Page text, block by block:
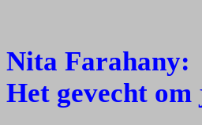
Nita Farahany:
Het gevecht